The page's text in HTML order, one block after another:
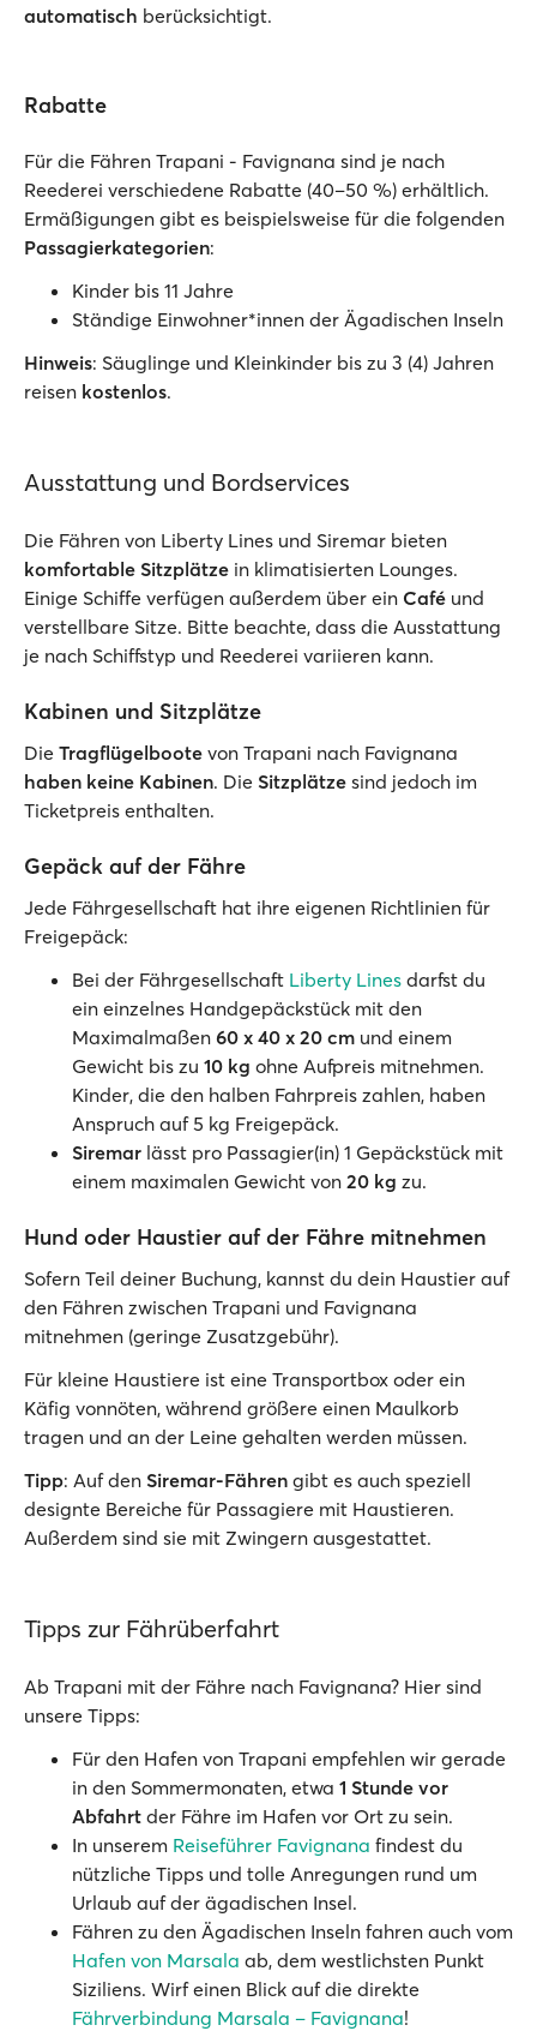
automatisch berücksichtigt.
Rabatte
Für die Fähren Trapani - Favignana sind je nach
Reederei verschiedene Rabatte (40–50 %) erhältlich.
Ermäßigungen gibt es beispielsweise für die folgenden
Passagierkategorien:
Kinder bis 11 Jahre
Ständige Einwohner*innen der Ägadischen Inseln
Hinweis: Säuglinge und Kleinkinder bis zu 3 (4) Jahren
reisen kostenlos.
Ausstattung und Bordservices
Die Fähren von Liberty Lines und Siremar bieten
komfortable Sitzplätze in klimatisierten Lounges.
Einige Schiffe verfügen außerdem über ein Café und
verstellbare Sitze. Bitte beachte, dass die Ausstattung
je nach Schiffstyp und Reederei variieren kann.
Kabinen und Sitzplätze
Die Tragflügelboote von Trapani nach Favignana
haben keine Kabinen. Die Sitzplätze sind jedoch im
Ticketpreis enthalten.
Gepäck auf der Fähre
Jede Fährgesellschaft hat ihre eigenen Richtlinien für
Freigepäck:
Bei der Fährgesellschaft Liberty Lines darfst du
ein einzelnes Handgepäckstück mit den
Maximalmaßen 60 x 40 x 20 cm und einem
Gewicht bis zu 10 kg ohne Aufpreis mitnehmen.
Kinder, die den halben Fahrpreis zahlen, haben
Anspruch auf 5 kg Freigepäck.
Siremar lässt pro Passagier(in) 1 Gepäckstück mit
einem maximalen Gewicht von 20 kg zu.
Hund oder Haustier auf der Fähre mitnehmen
Sofern Teil deiner Buchung, kannst du dein Haustier auf
den Fähren zwischen Trapani und Favignana
mitnehmen (geringe Zusatzgebühr).
Für kleine Haustiere ist eine Transportbox oder ein
Käfig vonnöten, während größere einen Maulkorb
tragen und an der Leine gehalten werden müssen.
Tipp: Auf den Siremar-Fähren gibt es auch speziell
designte Bereiche für Passagiere mit Haustieren.
Außerdem sind sie mit Zwingern ausgestattet.
Tipps zur Fährüberfahrt
Ab Trapani mit der Fähre nach Favignana? Hier sind
unsere Tipps:
Für den Hafen von Trapani empfehlen wir gerade
in den Sommermonaten, etwa 1 Stunde vor
Abfahrt der Fähre im Hafen vor Ort zu sein.
In unserem Reiseführer Favignana findest du
nützliche Tipps und tolle Anregungen rund um
Urlaub auf der ägadischen Insel.
Fähren zu den Ägadischen Inseln fahren auch vom
Hafen von Marsala ab, dem westlichsten Punkt
Siziliens. Wirf einen Blick auf die direkte
Fährverbindung Marsala – Favignana!